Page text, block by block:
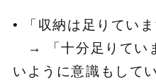
• 「収納は足りていま
→ 「十分足りてい
いように意識もして